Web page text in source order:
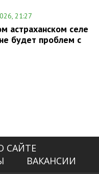
21:27
астраханском селе
будет проблем с
САЙТЕ
ВАКАНСИИ